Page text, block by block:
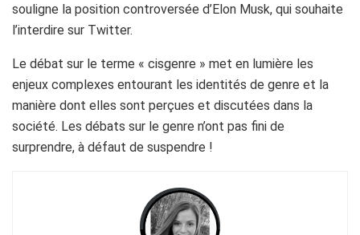
souligne la position controversée d’Elon Musk, qui souhaite
l’interdire sur Twitter.
Le débat sur le terme « cisgenre » met en lumière les
enjeux complexes entourant les identités de genre et la
manière dont elles sont perçues et discutées dans la
société. Les débats sur le genre n’ont pas fini de
surprendre, à défaut de suspendre !